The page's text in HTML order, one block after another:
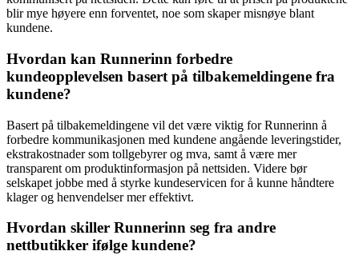
blir mye høyere enn forventet, noe som skaper misnøye blant
kundene.
Hvordan kan Runnerinn forbedre
kundeopplevelsen basert på tilbakemeldingene fra
kundene?
Basert på tilbakemeldingene vil det være viktig for Runnerinn å
forbedre kommunikasjonen med kundene angående leveringstider,
ekstrakostnader som tollgebyrer og mva, samt å være mer
transparent om produktinformasjon på nettsiden. Videre bør
selskapet jobbe med å styrke kundeservicen for å kunne håndtere
klager og henvendelser mer effektivt.
Hvordan skiller Runnerinn seg fra andre
nettbutikker ifølge kundene?